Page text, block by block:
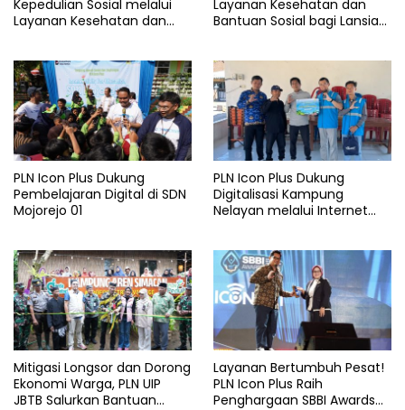
Kepedulian Sosial melalui
Layanan Kesehatan dan
Layanan Kesehatan dan
Bantuan Sosial bagi Lansia
PLN Icon Plus Dukung
Pembelajaran Digital di SDN
Mojorejo 01
PLN Icon Plus Dukung
Digitalisasi Kampung
Nelayan melalui Internet
Mitigasi Longsor dan Dorong
Ekonomi Warga, PLN UIP
JBTB Salurkan Bantuan
Layanan Bertumbuh Pesat!
PLN Icon Plus Raih
Penghargaan SBBI Awards